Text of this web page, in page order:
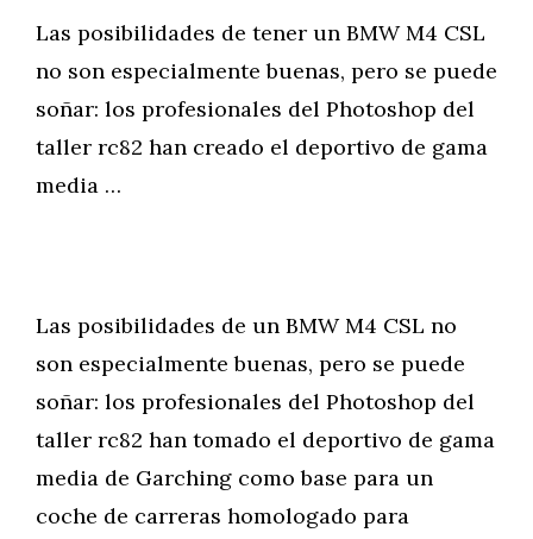
Las posibilidades de tener un BMW M4 CSL
no son especialmente buenas, pero se puede
soñar: los profesionales del Photoshop del
taller rc82 han creado el deportivo de gama
media …
Las posibilidades de un BMW M4 CSL no
son especialmente buenas, pero se puede
soñar: los profesionales del Photoshop del
taller rc82 han tomado el deportivo de gama
media de Garching como base para un
coche de carreras homologado para